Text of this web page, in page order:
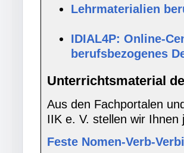
Lehrmaterialien
IDIAL4P: Online-
berufsbezogenes
Unterrichtsmaterial
Aus den Fachportalen
IIK e. V. stellen wir Ihnen
Feste Nomen-Verb-